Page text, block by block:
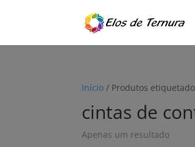
Início / Produtos
cintas de
Apenas um resultado